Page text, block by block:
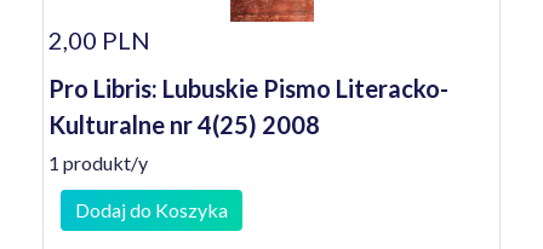
2,00 PLN
Pro Libris: Lubuskie Pismo Literacko-
Kulturalne nr 4(25) 2008
1 produkt/y
Dodaj do Koszyka